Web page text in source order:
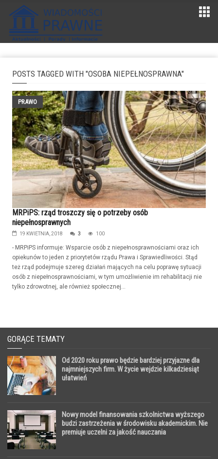
POSTS TAGGED WITH "OSOBA NIEPEŁNOSPRAWNA"
PRAWO
MRPiPS: rząd troszczy się o potrzeby osób
niepełnosprawnych
19 KWIETNIA, 2018 3 100
- MRPiPS informuje: Wsparcie osób z niepełnosprawnościami oraz ich
opiekunów to jeden z priorytetów rządu Prawa i Sprawiedliwości. Stąd
też rząd podejmuje szereg działań mających na celu poprawę sytuacji
osób z niepełnosprawnościami, w tym umożliwienie im rehabilitacji nie
tylko zdrowotnej, ale również społecznej...
GORĄCE TEMATY
Od 2020 roku prawo będzie bardziej przyjazne dla
najmniejszych firm. W życie wejdzie kilkadziesiąt
ułatwień
Nowy model finansowania szkolnictwa wyższego
budzi zastrzeżenia w środowisku akademickim. Nie
premiuje uczelni za jakość nauczania